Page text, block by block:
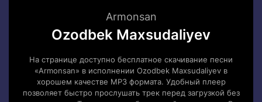
Armonsan
Ozodbek Maxsudaliyev
На странице доступно бесплатное скачивание песни
«Armonsan» в исполнении Ozodbek Maxsudaliyev в
хорошем качестве MP3 формата. Удобный плеер
позволяет быстро прослушать трек перед загрузкой без